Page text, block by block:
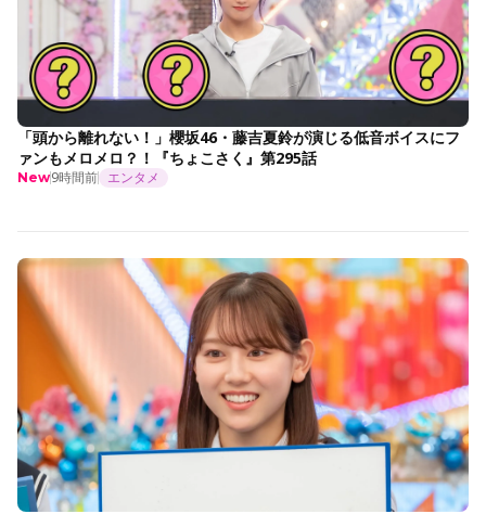
「頭から離れない！」櫻坂46・藤吉夏鈴が演じる低音ボイスにフ
ァンもメロメロ？！『ちょこさく』第295話
New9時間前 エンタメ